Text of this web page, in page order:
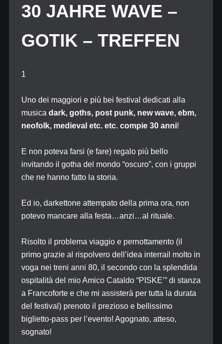
30 JAHRE WAVE –
GOTIK – TREFFEN
1
Uno dei maggiori e più bei festival dedicati alla
musica dark, goths, post punk, new wave, ebm,
neofolk, medieval etc. etc. compie 30 anni!
E non poteva farsi (e fare) regalo più bello
invitando il gotha del mondo “oscuro”, con i gruppi
che ne hanno fatto la storia.
Ed io, darkettone attempato della prima ora, non
potevo mancare alla festa…anzi…al rituale.
Risolto il problema viaggio e pernottamento (il
primo grazie al rispolvero dell’idea interrail molto in
voga nei treni anni 80, il secondo con la splendida
ospitalità del mio Amico Cataldo “PISKE’” di stanza
a Francoforte e che mi assisterà per tutta la durata
del festival) prenoto il prezioso e bellissimo
biglietto-pass per l’evento! Agognato, atteso,
sognato!